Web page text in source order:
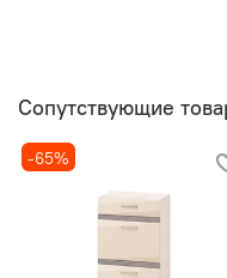
Сопутствующие
-65%